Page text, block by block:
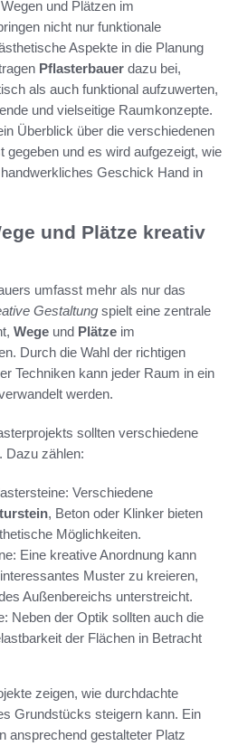
und Plätzen im
nicht nur funktionale
Aspekte in die Planung
Pflasterbauer dazu bei,
als auch funktional aufzuwerten,
und vielseitige Raumkonzepte.
Überblick über die verschiedenen
gegeben und es wird aufgezeigt, wie
Geschick Hand in
und Plätze kreativ
umfasst mehr als nur das
Gestaltung spielt eine zentrale
Wege und Plätze im
Durch die Wahl der richtigen
Techniken kann jeder Raum in ein
werden.
sollten verschiedene
Dazu zählen:
Verschiedene
, Beton oder Klinker bieten
Möglichkeiten.
Eine kreative Anordnung kann
Muster zu kreieren,
Außenbereichs unterstreicht.
Neben der Optik sollten auch die
der Flächen in Betracht
zeigen, wie durchdachte
Grundstücks steigern kann. Ein
ansprechend gestalteter Platz